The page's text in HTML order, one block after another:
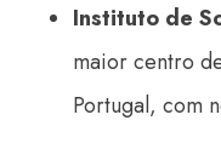
Instituto de
maior centro
Portugal, com